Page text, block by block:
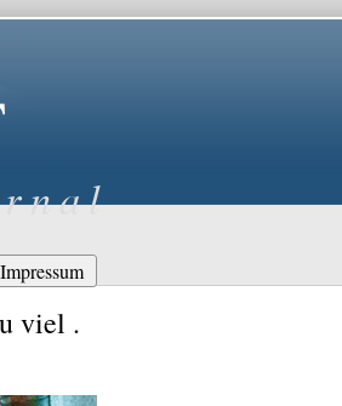
Impressum
viel .